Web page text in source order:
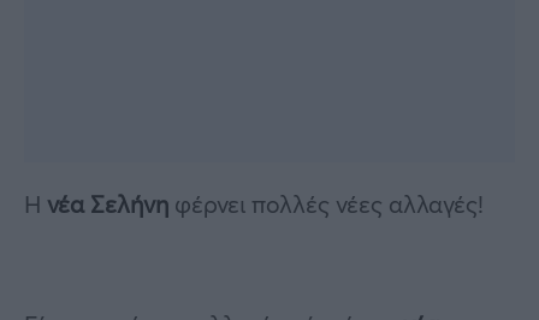
Η νέα Σελήνη φέρνει πολλές νέες αλλαγές!